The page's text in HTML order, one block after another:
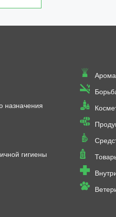
назначения
гигиены